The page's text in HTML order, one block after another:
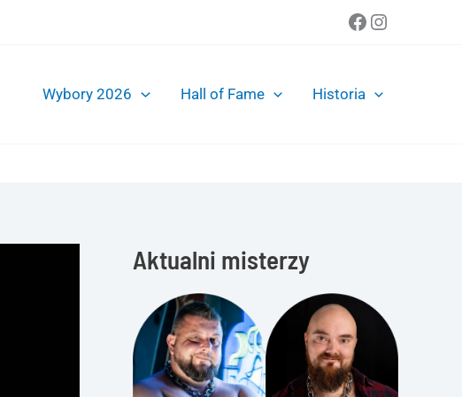
Facebook
Instagram
Wybory 2026 Hall of Fame Historia
Aktualni misterzy